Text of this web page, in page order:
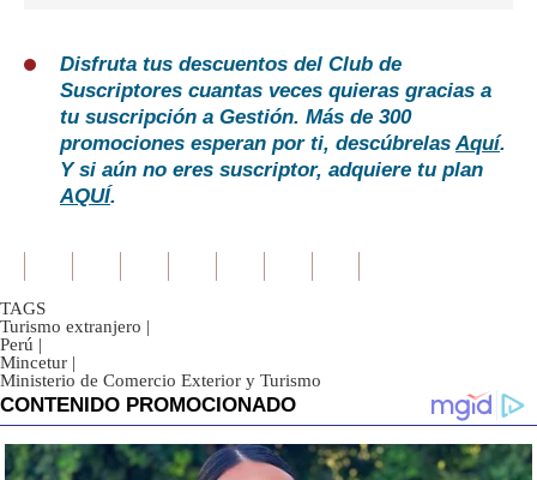
Disfruta tus descuentos del Club de
Suscriptores cuantas veces quieras gracias a
tu suscripción a Gestión. Más de 300
promociones esperan por ti, descúbrelasAquí.
Y si aún no eres suscriptor, adquiere tu plan
AQUÍ.
TAGS
Turismo extranjero |
Perú |
Mincetur |
Ministerio de Comercio Exterior y Turismo